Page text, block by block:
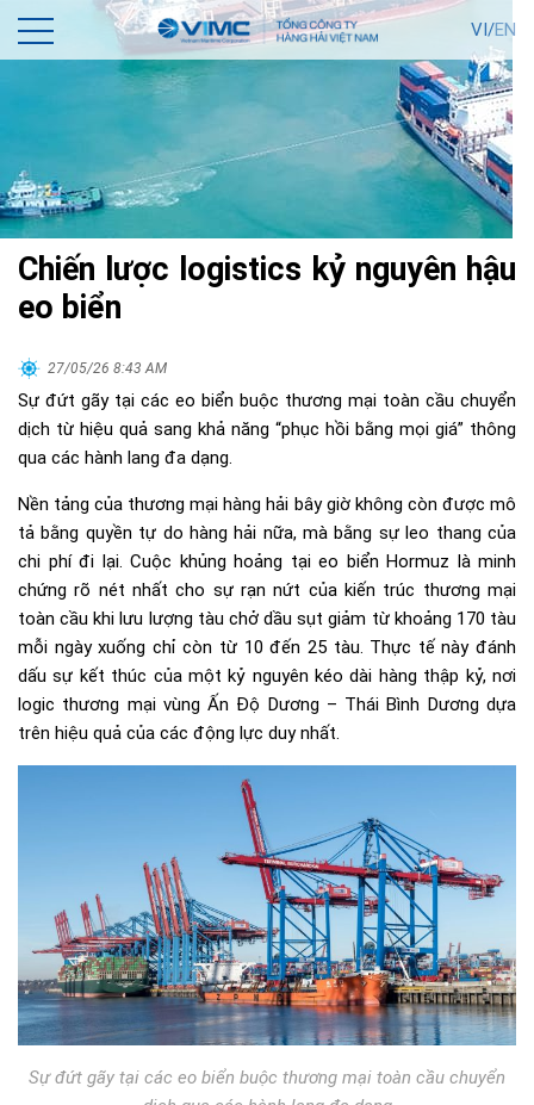
VI/EN
Chiến lược logistics kỷ nguyên hậu
eo biển
27/05/26 8:43 AM
Sự đứt gãy tại các eo biển buộc thương mại toàn cầu chuyển
dịch từ hiệu quả sang khả năng “phục hồi bằng mọi giá” thông
qua các hành lang đa dạng.
Nền tảng của thương mại hàng hải bây giờ không còn được mô
tả bằng quyền tự do hàng hải nữa, mà bằng sự leo thang của
chi phí đi lại. Cuộc khủng hoảng tại eo biển Hormuz là minh
chứng rõ nét nhất cho sự rạn nứt của kiến trúc thương mại
toàn cầu khi lưu lượng tàu chở dầu sụt giảm từ khoảng 170 tàu
mỗi ngày xuống chỉ còn từ 10 đến 25 tàu. Thực tế này đánh
dấu sự kết thúc của một kỷ nguyên kéo dài hàng thập kỷ, nơi
logic thương mại vùng Ấn Độ Dương – Thái Bình Dương dựa
trên hiệu quả của các động lực duy nhất.
Sự đứt gãy tại các eo biển buộc thương mại toàn cầu chuyển